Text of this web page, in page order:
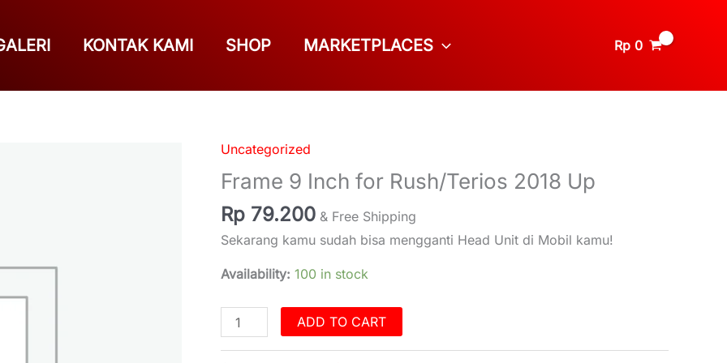
KONTAK KAMI SHOP MARKETPLACES Rp 0
Uncategorized
Frame 9 Inch for Rush/Terios 2018 Up
Rp 79.200 & Free Shipping
Sekarang kamu sudah bisa mengganti Head Unit di Mobil kamu!
Availability: 100 in stock
Frame
9
Inch
for
Rush/Terios
Up
ADD TO CART